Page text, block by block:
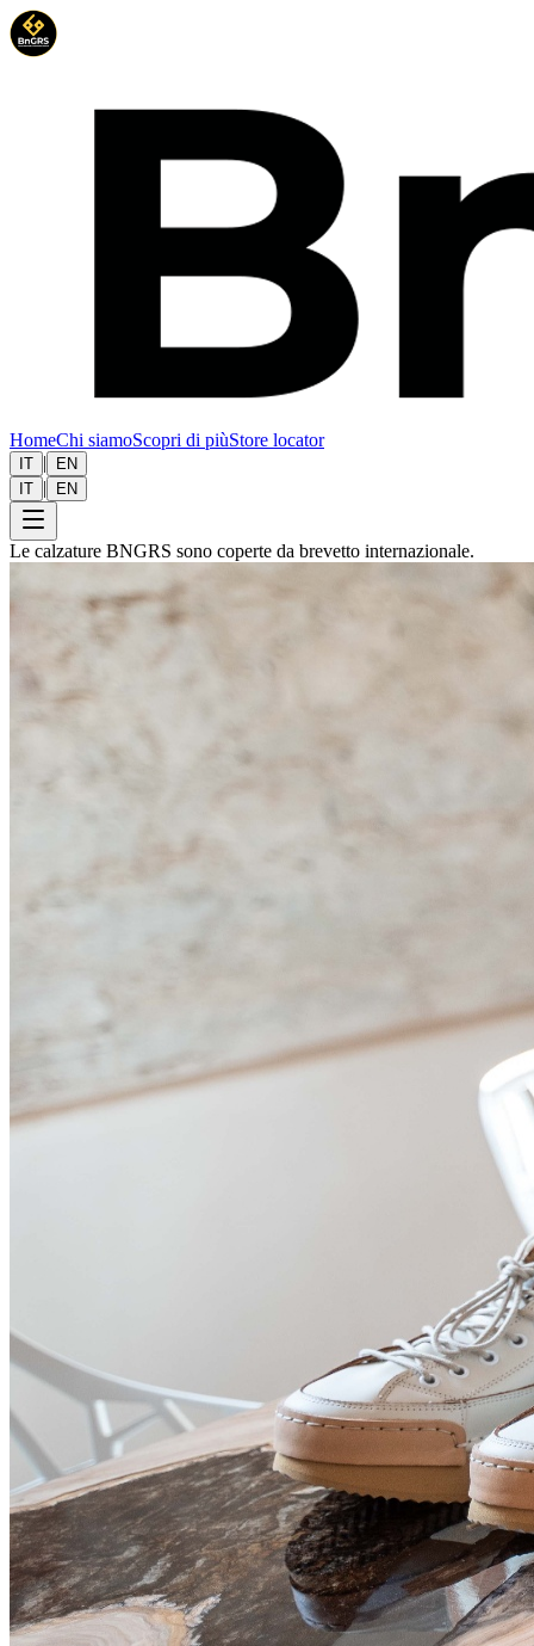
HomeChi siamoScopri di piùStore locator
IT |
EN
IT | EN
Le calzature BNGRS sono coperte da brevetto internazionale.